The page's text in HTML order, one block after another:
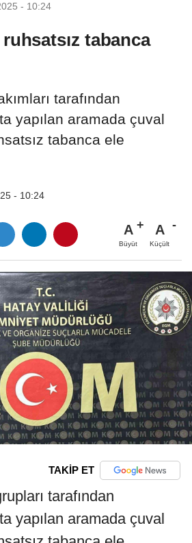
- 10:24
tabanca
tarafından
yapılan aramada çuval
tabanca ele
- 10:24
A
Büyüt
A
Küçült
TAKİP ET
tarafından
yapılan aramada çuval